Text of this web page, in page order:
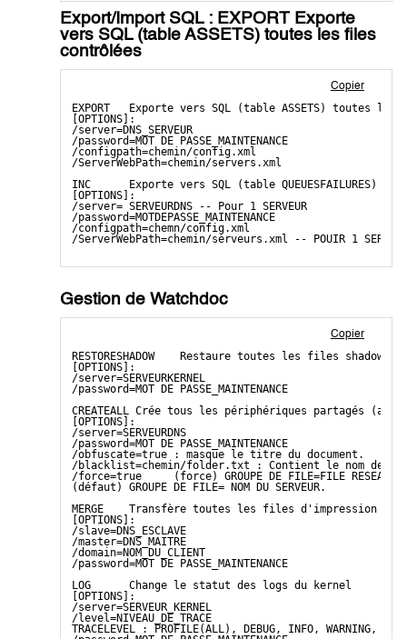
Export/Import SQL : EXPORT Exporte
vers SQL (table ASSETS) toutes les files
contrôlées
Copier
EXPORT   Exporte vers SQL (table ASSETS) toutes
[OPTIONS]:
/server=DNS_SERVEUR
/password=MOT DE PASSE_MAINTENANCE
/configpath=chemin/config.xml
/ServerWebPath=chemin/servers.xml
INC      Exporte vers SQL (table
[OPTIONS]:
/server= SERVEURDNS -- Pour 1 SERVEUR
/password=MOTDEPASSE_MAINTENANCE
/configpath=chemn/config.xml
/ServerWebPath=chemin/serveurs.xml -- POUIR 1 SERVEUR
Gestion de Watchdoc
Copier
RESTORESHADOW    Restaure toutes les files shadow
[OPTIONS]:
/server=SERVEURKERNEL
/password=MOT DE PASSE_MAINTENANCE
CREATEALL Crée tous les périphériques partagés
[OPTIONS]:
/server=SERVEURDNS
/password=MOT DE PASSE_MAINTENANCE
/obfuscate=true : masque le titre du document.
/blacklist=chemin/folder.txt : Contient le nom de
/force=true     (force) GROUPE DE FILE=FILE RESEAU.
(défaut) GROUPE DE FILE= NOM DU SERVEUR.
MERGE    Transfère toutes les files d'impression
[OPTIONS]:
/slave=DNS_ESCLAVE
/master=DNS_MAITRE
/domain=NOM_DU_CLIENT
/password=MOT DE PASSE_MAINTENANCE
LOG      Change le statut des logs du kernel
[OPTIONS]:
/server=SERVEUR_KERNEL
/level=NIVEAU_DE_TRACE
TRACELEVEL : PROFILE(ALL), DEBUG, INFO, WARNING,